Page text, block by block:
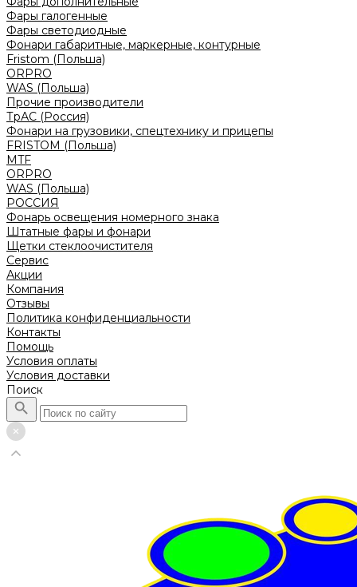
Фары галогенные
Фары светодиодные
Фонари габаритные, маркерные, контурные
Fristom (Польша)
ORPRO
WAS (Польша)
Прочие производители
ТрАС (Россия)
Фонари на грузовики, спецтехнику и прицепы
FRISTOM (Польша)
MTF
ORPRO
WAS (Польша)
РОССИЯ
Фонарь освещения номерного знака
Штатные фары и фонари
Щетки стеклоочистителя
Сервис
Акции
Компания
Отзывы
Политика конфиденциальности
Контакты
Помощь
Условия оплаты
Условия доставки
Поиск